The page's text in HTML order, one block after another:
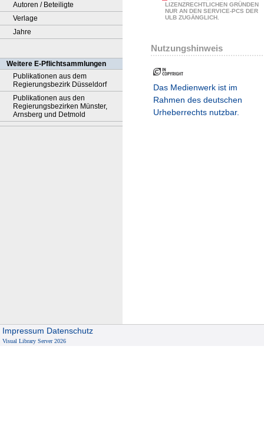
Autoren / Beteiligte
Verlage
Jahre
Weitere E-Pflichtsammlungen
Publikationen aus dem
Regierungsbezirk Düsseldorf
Publikationen aus den
Regierungsbezirken Münster,
Arnsberg und Detmold
LIZENZRECHTLICHEN GRÜNDEN
NUR AN DEN SERVICE-PCS DER
ULB ZUGÄNGLICH.
Nutzungshinweis
Das Medienwerk ist im
Rahmen des deutschen
Urheberrechts nutzbar.
Impressum Datenschutz
Visual Library Server 2026